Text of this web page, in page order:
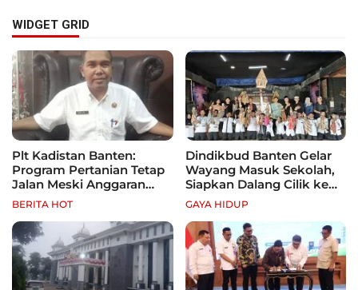
WIDGET GRID
Plt Kadistan Banten:
Program Pertanian Tetap
Jalan Meski Anggaran
Terbatas, Fokus Jagung
hingga Tebu
BERITA HOT
Dindikbud Banten Gelar
Wayang Masuk Sekolah,
Siapkan Dalang Cilik ke
Festival Nasional
GAYA HIDUP